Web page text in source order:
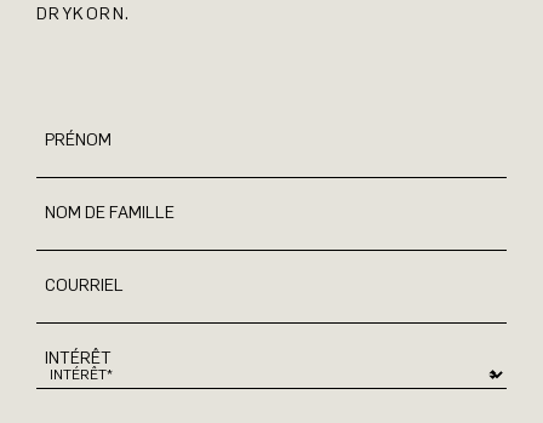
DRYKORN.
PRÉNOM
NOM DE FAMILLE
COURRIEL
INTÉRÊT